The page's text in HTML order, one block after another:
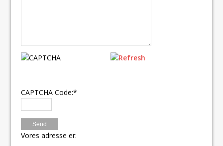
CAPTCHA Code:*
Vores adresse er: